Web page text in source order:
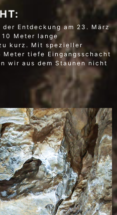
Entdeckung am 23. März
Meter lange
kurz. Mit spezieller
tiefe Eingangsschacht
wir aus dem Staunen nicht